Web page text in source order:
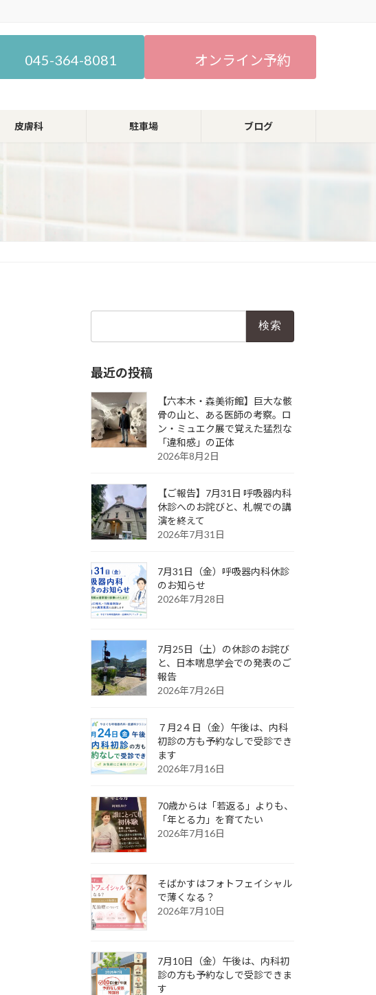
045-364-8081 オンライン予約
皮膚科 駐車場 ブログ
最近の投稿
【六本木・森美術館】巨大な骸
骨の山と、ある医師の考察。ロ
ン・ミュエク展で覚えた猛烈な
「違和感」の正体
2026年8月2日
【ご報告】7月31日 呼吸器内科
休診へのお詫びと、札幌での講
演を終えて
2026年7月31日
7月31日（金）呼吸器内科休診
のお知らせ
2026年7月28日
7月25日（土）の休診のお詫び
と、日本喘息学会での発表のご
報告
2026年7月26日
７月2４日（金）午後は、内科
初診の方も予約なしで受診でき
ます
2026年7月16日
70歳からは「若返る」よりも、
「年とる力」を育てたい
2026年7月16日
そばかすはフォトフェイシャル
で薄くなる？
2026年7月10日
7月10日（金）午後は、内科初
診の方も予約なしで受診できま
す